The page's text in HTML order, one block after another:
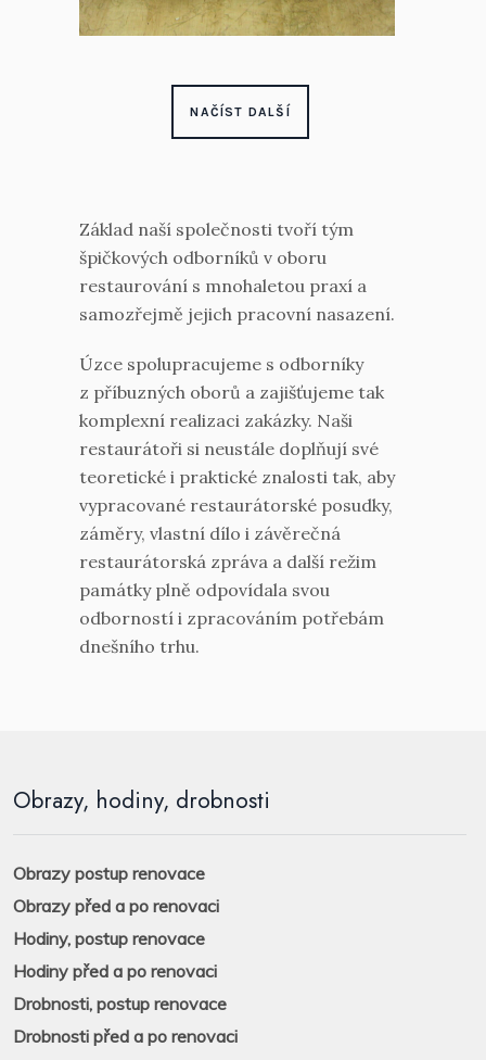
NAČÍST DALŠÍ
Základ naší společnosti tvoří tým
špičkových odborníků v oboru
restaurování s mnohaletou praxí a
samozřejmě jejich pracovní nasazení.
Úzce spolupracujeme s odborníky
z příbuzných oborů a zajišťujeme tak
komplexní realizaci zakázky. Naši
restaurátoři si neustále doplňují své
teoretické i praktické znalosti tak, aby
vypracované restaurátorské posudky,
záměry, vlastní dílo i závěrečná
restaurátorská zpráva a další režim
památky plně odpovídala svou
odborností i zpracováním potřebám
dnešního trhu.
Obrazy, hodiny, drobnosti
Obrazy postup renovace
Obrazy před a po renovaci
Hodiny, postup renovace
Hodiny před a po renovaci
Drobnosti, postup renovace
Drobnosti před a po renovaci